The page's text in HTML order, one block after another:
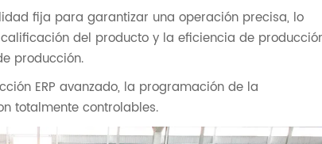
fija para garantizar una operación precisa, lo
del producto y la eficiencia de
producción.
ERP avanzado, la programación de la
totalmente controlables.